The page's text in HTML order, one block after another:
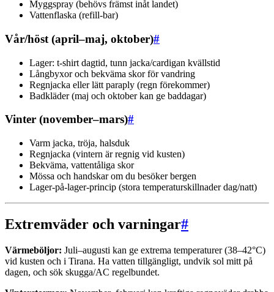
Myggspray (behövs främst inåt landet)
Vattenflaska (refill-bar)
Vår/höst (april–maj, oktober)#
Lager: t-shirt dagtid, tunn jacka/cardigan kvällstid
Långbyxor och bekväma skor för vandring
Regnjacka eller lätt paraply (regn förekommer)
Badkläder (maj och oktober kan ge baddagar)
Vinter (november–mars)#
Varm jacka, tröja, halsduk
Regnjacka (vintern är regnig vid kusten)
Bekväma, vattentåliga skor
Mössa och handskar om du besöker bergen
Lager-på-lager-princip (stora temperaturskillnader dag/natt)
Extremväder och varningar#
Värmeböljor: Juli–augusti kan ge extrema temperaturer (38–42°C)
vid kusten och i Tirana. Ha vatten tillgängligt, undvik sol mitt på
dagen, och sök skugga/AC regelbundet.